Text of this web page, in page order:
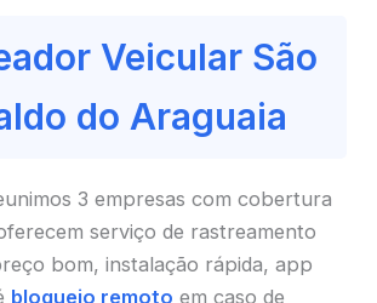
Veicular São
do Araguaia
3 empresas com cobertura
serviço de rastreamento
bom, instalação rápida, app
bloqueio remoto em caso de